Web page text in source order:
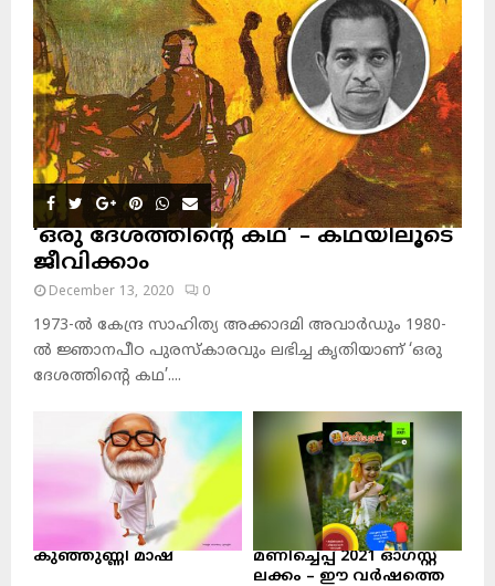
‘ഒരു ദേശത്തിന്റെ കഥ’ – കഥയിലൂടെ
ജീവിക്കാം
December 13, 2020 0
1973-ല്‍ കേന്ദ്ര സാഹിത്യ അക്കാദമി അവാര്‍ഡും 1980-
ല്‍ ജ്ഞാനപീഠ പുരസ്‌കാരവും ലഭിച്ച കൃതിയാണ് ‘ഒരു
ദേശത്തിന്റെ കഥ’....
കുഞ്ഞുണ്ണി മാഷ്‌
മണിച്ചെപ്പ് 2021 ഓഗസ്റ്റ്
ലക്കം – ഈ വർഷത്തെ